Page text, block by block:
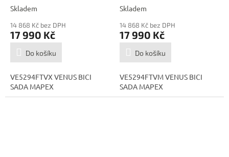
Skladem
14 868 Kč bez DPH
17 990 Kč
Do košíku
VE5294FTVX VENUS BICI
SADA MAPEX
Skladem
14 868 Kč bez DPH
17 990 Kč
Do košíku
VE5294FTVM VENUS BICI
SADA MAPEX